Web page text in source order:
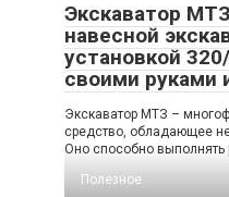
Экскаватор
навесной
установкой
своими руками
Экскаватор МТЗ –
средство, обладающее
Оно способно выполнять
Полезное